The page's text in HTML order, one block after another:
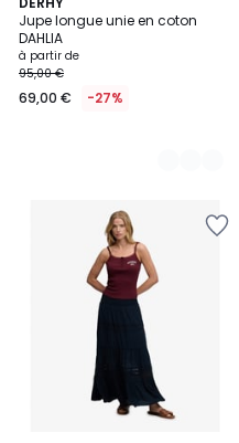
Jupe longue unie en coton
DAHLIA
à partir de
95,00 €
69,00 € -27%
4
Couleurs